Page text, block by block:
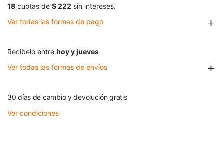
18 cuotas de $ 222 sin intereses.
Ver todas las formas de pago
Recibelo entre hoy y jueves
Ver todas las formas de envíos
30 días de cambio y devolución gratis
Ver condiciones